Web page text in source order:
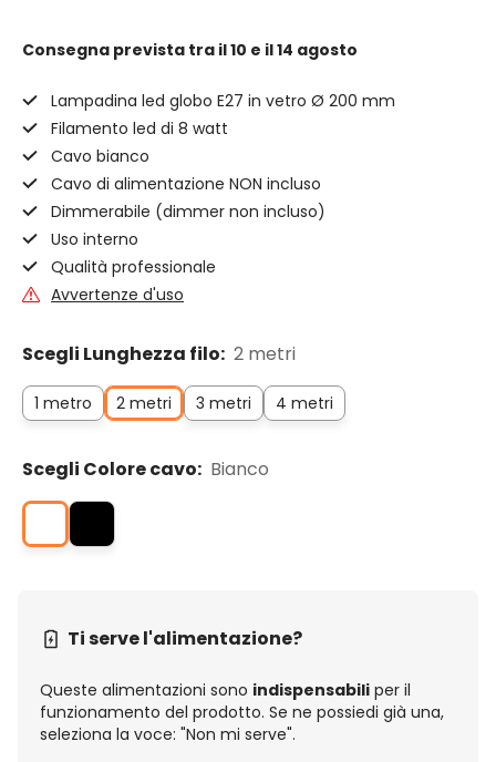
Consegna prevista tra il 10 e il 14 agosto
Lampadina led globo E27 in vetro Ø 200 mm
Filamento led di 8 watt
Cavo bianco
Cavo di alimentazione NON incluso
Dimmerabile (dimmer non incluso)
Uso interno
Qualità professionale
Avvertenze d'uso
Scegli Lunghezza filo: 2 metri
1 metro 2 metri 3 metri 4 metri
Scegli Colore cavo: Bianco
Ti serve l'alimentazione?
Queste alimentazioni sono indispensabili per il
funzionamento del prodotto. Se ne possiedi già una,
seleziona la voce: "Non mi serve".